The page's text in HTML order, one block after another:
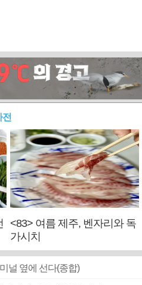
<83> 여름 제주, 벤자리와 독
가시치
널 옆에 선다(종합)